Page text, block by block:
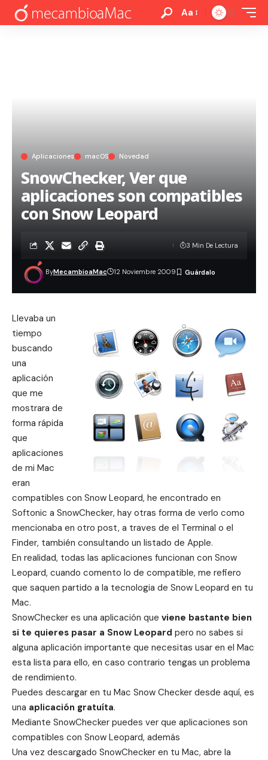
Aa
Aplicaciones macOS Novedad
SnowChecker, Ver que
aplicaciones son compatibles
con Snow Leopard
ByMecambioaMac 12 Noviembre 2009
3 Min De Lectura
Llevaba un
tiempo
buscando
una
aplicación
que me
mostrara de
forma rápida
que
aplicaciones
de mi Mac
eran
compatibles con Snow Leopard, he encontrado en
Softonic a SnowChecker, hay otras forma de verlo como
mencionaba en otro post, a traves de el Terminal o el
Finder, también consultando un listado de Apple.
En realidad, todas las aplicaciones funcionan con Snow
Leopard, cuando comento lo de compatible, me refiero
que saquen partido a la tecnologia de Snow Leopard en tu
Mac.
SnowChecker es una aplicación que viene bastante bien
si te quieres pasar a Snow Leopard pero no sabes si
alguna aplicación importante que necesitas usar en el Mac
esta lista para ello, en caso contrario tengas un problema
de rendimiento.
Puedes descargar en tu Mac Snow Checker desde aquí, es
una aplicación gratuíta.
Mediante SnowChecker puedes ver que aplicaciones son
compatibles con Snow Leopard, además
Una vez descargado SnowChecker en tu Mac, abre la